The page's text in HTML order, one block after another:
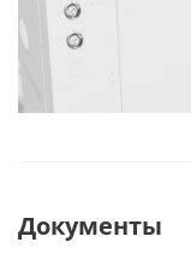
Документы